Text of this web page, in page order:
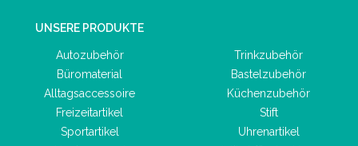
UNSERE PRODUKTE
Autozubehör
Büromaterial
Alltagsaccessoire
Freizeitartikel
Sportartikel
Trinkzubehör
Bastelzubehör
Küchenzubehör
Stift
Uhrenartikel